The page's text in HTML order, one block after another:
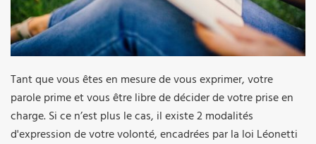
Tant que vous êtes en mesure de vous exprimer, votre
parole prime et vous être libre de décider de votre prise en
charge. Si ce n’est plus le cas, il existe 2 modalités
d'expression de votre volonté, encadrées par la loi Léonetti